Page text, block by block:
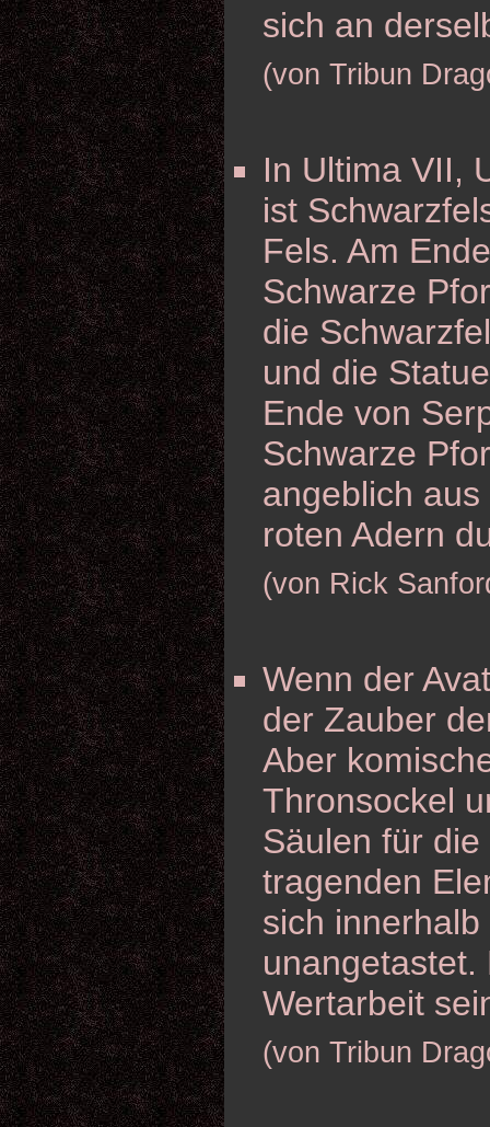
sich an
(von Tribun
In Ultima VII,
ist
Fels. Am
Schwarze
die
und die
Ende von
Schwarze
angeblich
roten Adern
(von Rick
Wenn der
der Zauber
Aber
Thronsockel
Säulen für
tragenden
sich
Wertarbeit
(von Tribun